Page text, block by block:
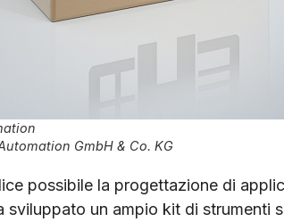
GmbH & Co. KG
possibile la progettazione di
sviluppato un ampio kit di strumenti